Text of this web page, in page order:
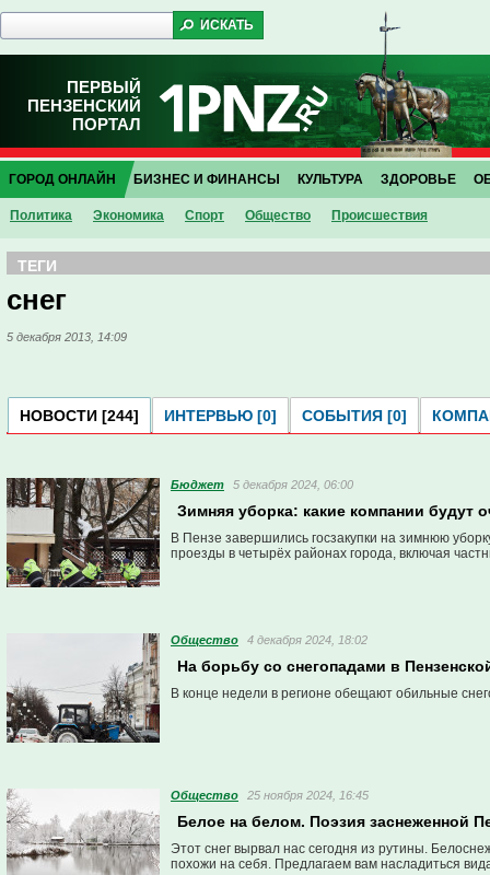
ПЕРВЫЙ
ПЕНЗЕНСКИЙ
ПОРТАЛ
ГОРОД ОНЛАЙН
Политика Экономика Спорт Общество Проиcшествия
БИЗНЕС И ФИНАНСЫ КУЛЬТУРА ЗДОРОВЬЕ
ТЕГИ
снег
5 декабря 2013, 14:09
НОВОСТИ [244] ИНТЕРВЬЮ [0] СОБЫТИЯ [0]
Бюджет 5 декабря 2024, 06:00
Зимняя уборка: какие компании будут
В Пензе завершились госзакупки на зимнюю
проезды в четырёх районах города, включая
Общество 4 декабря 2024, 18:02
На борьбу со снегопадами в
В конце недели в регионе обещают обильные
Общество 25 ноября 2024, 16:45
Белое на белом. Поэзия заснеженной
Этот снег вырвал нас сегодня из рутины.
похожи на себя. Предлагаем вам насладиться